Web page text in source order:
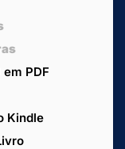
PDF
Kindle